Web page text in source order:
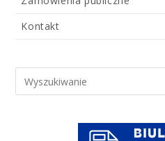
Kontakt